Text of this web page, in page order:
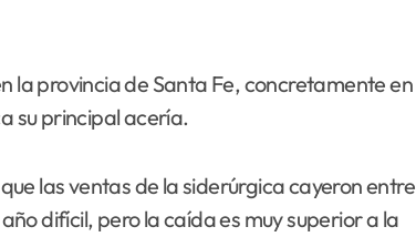
la provincia de Santa Fe, concretamente en
su principal acería.
las ventas de la siderúrgica cayeron entre
difícil, pero la caída es muy superior a la